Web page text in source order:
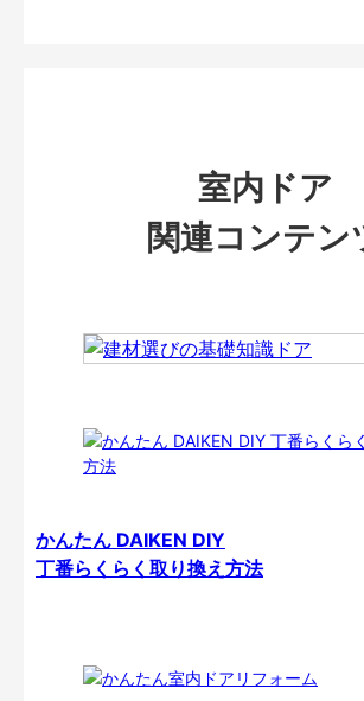
室内ドア
関連コンテン
かんたん DAIKEN DIY
丁番らくらく取り換え方法